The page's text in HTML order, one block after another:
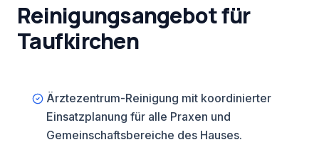
Reinigungsangebot für
Taufkirchen
Ärztezentrum-Reinigung mit koordinierter
Einsatzplanung für alle Praxen und
Gemeinschaftsbereiche des Hauses.